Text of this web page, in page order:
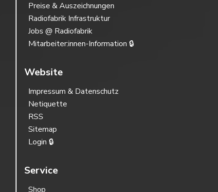
Preise & Auszeichnungen
Radiofabrik Infrastruktur
Jobs @ Radiofabrik
Mitarbeiter:innen-Information 🔒
Website
Impressum & Datenschutz
Netiquette
RSS
Sitemap
Login 🔒
Service
Shop